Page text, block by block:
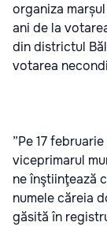
organiza
ani de la
din districtul
votarea
”Pe 17
viceprimarul
ne înştiinţează
numele căreia
găsită în